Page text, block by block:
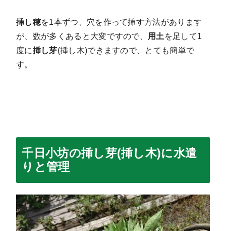
挿し穂を1本ずつ、穴を作って挿す方法があります
が、数が多くあると大変ですので、
用土 を足して1
度に挿し芽(挿し木)できますので、とても簡単で
す。
千日小坊の挿し芽(挿し木)に水遣
りと管理